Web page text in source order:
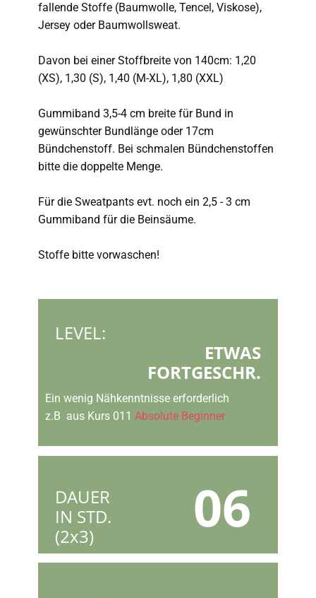
fallende Stoffe (Baumwolle, Tencel, Viskose),
Jersey oder Baumwollsweat.
Davon bei einer Stoffbreite von 140cm: 1,20
(XS), 1,30 (S), 1,40 (M-XL), 1,80 (XXL)
Gummiband 3,5-4 cm breite für Bund in
gewünschter Bundlänge oder 17cm
Bündchenstoff. Bei schmalen Bündchenstoffen
bitte die doppelte Menge.
Für die Sweatpants evt. noch ein 2,5 - 3 cm
Gummiband für die Beinsäume.
Stoffe bitte vorwaschen!
LEVEL:
ETWAS
FORTGESCHR.
Ein wenig Nähkenntnisse erforderlich
z.B aus Kurs 011 Absolute Beginner
DAUER
IN STD.
(2x3)
06